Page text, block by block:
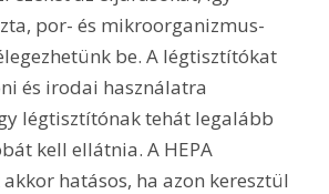
por- és mikroorganizmus-
be. A légtisztítókat
és irodai használatra
légtisztítónak tehát legalább
kell ellátnia. A HEPA
hatásos, ha azon keresztül